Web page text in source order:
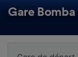
Gare Bomba